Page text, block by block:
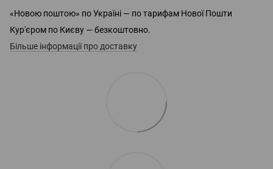
«Новою поштою» по Україні — по тарифам Нової Пошти
Кур'єром по Києву — безкоштовно.
Більше інформації про доставку